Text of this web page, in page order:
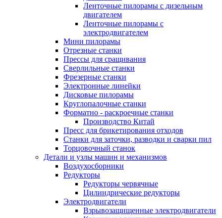
Ленточные пилорамы с дизельным
двигателем
Ленточные пилорамы с
электродвигателем
Мини пилорамы
Отрезные станки
Прессы для сращивания
Сверлильные станки
Фрезерные станки
Электронные линейки
Дисковые пилорамы
Круглопалочные станки
Форматно - раскроечные станки
Производство Китай
Пресс для брикетирования отходов
Станки для заточки, разводки и сварки пил
Торцовочный станок
Детали и узлы машин и механизмов
Воздухосборники
Редукторы
Редукторы червячные
Цилиндрические редукторы
Электродвигатели
Взрывозащищенные электродвигатели